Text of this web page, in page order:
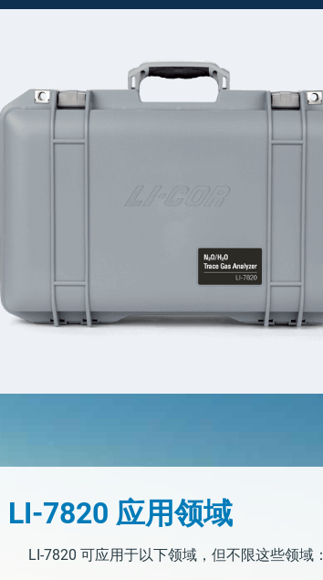
LI-7820 应用领域
LI-7820 可应用于以下领域，但不限这些领域：